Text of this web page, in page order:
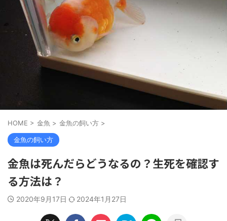
HOME > 金魚 > 金魚の飼い方 >
金魚の飼い方
金魚は死んだらどうなるの？生死を確認す
る方法は？
2020年9月17日 2024年1月27日